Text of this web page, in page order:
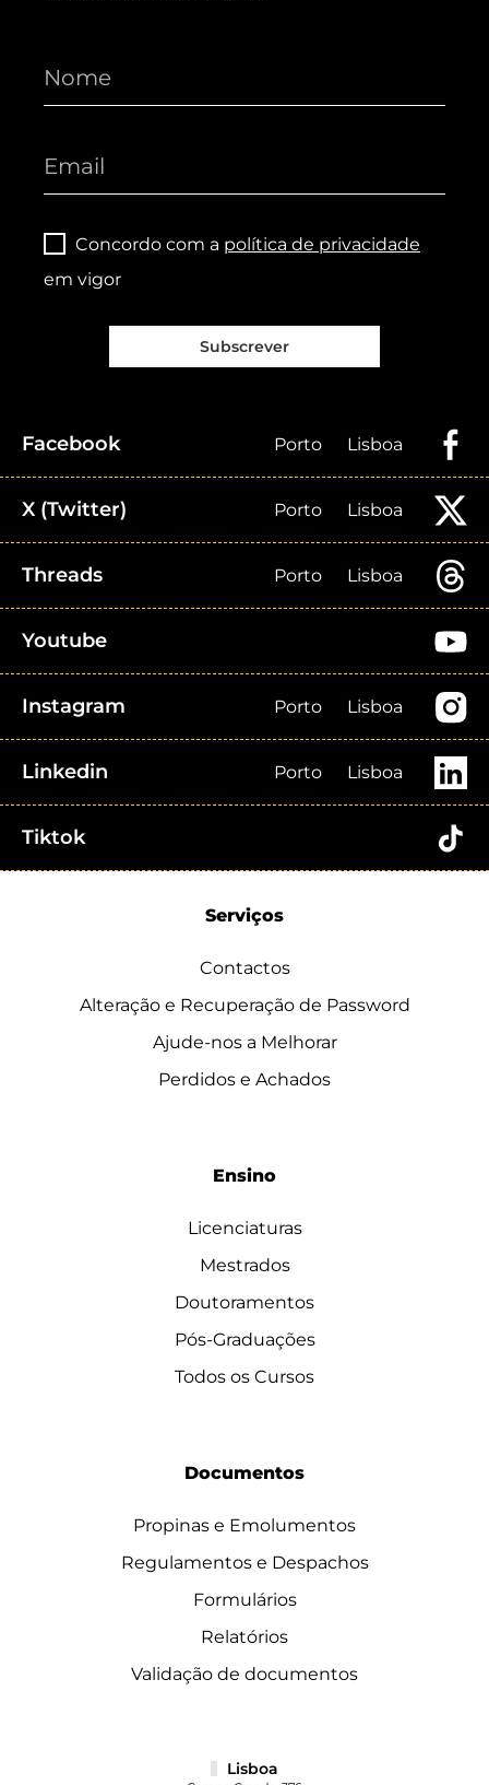
Concordo com a política de privacidade
em vigor
Subscrever
Facebook Porto Lisboa
X (Twitter) Porto Lisboa
Threads Porto Lisboa
Youtube
Instagram Porto Lisboa
Linkedin Porto Lisboa
Tiktok
Serviços
Contactos
Alteração e Recuperação de Password
Ajude-nos a Melhorar
Perdidos e Achados
Ensino
Licenciaturas
Mestrados
Doutoramentos
Pós-Graduações
Todos os Cursos
Documentos
Propinas e Emolumentos
Regulamentos e Despachos
Formulários
Relatórios
Validação de documentos
Lisboa